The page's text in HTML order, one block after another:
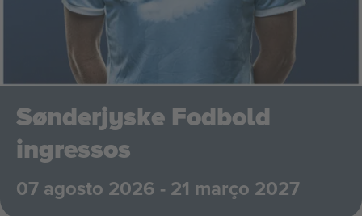
Sønderjyske Fodbold
ingressos
07 agosto 2026 - 21 março 2027